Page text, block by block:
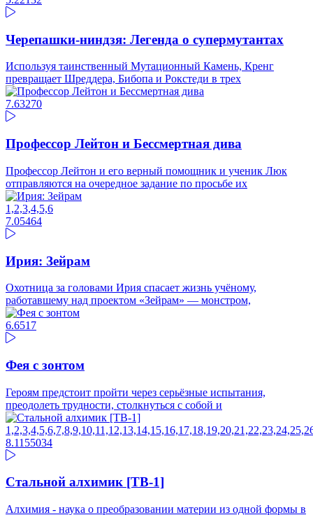
Черепашки-ниндзя: Легенда о супермутантах
Используя таинственный Мутационный Камень, Кренг
превращает Шреддера, Бибопа и Рокстеди в трех
7.63270
Профессор Лейтон и Бессмертная дива
Профессор Лейтон и его верный помощник и ученик Люк
отправляются на очередное задание по просьбе их
1,2,3,4,5,6
7.05464
Ирия: Зейрам
Охотница за головами Ирия спасает жизнь учёному,
работавшему над проектом «Зейрам» — монстром,
6.6517
Фея с зонтом
Героям предстоит пройти через серьёзные испытания,
преодолеть трудности, столкнуться с собой и
8.11 55034
Стальной алхимик [ТВ-1]
Алхимия - наука о преобразовании материи из одной формы в